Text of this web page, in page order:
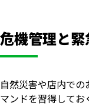
危機管理と
自然災害や店内で
マンドを習得してお